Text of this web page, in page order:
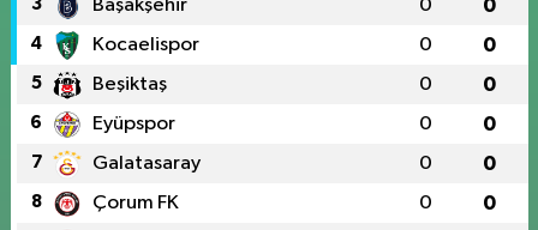
3 Başakşehir 0 0
4 Kocaelispor 0 0
5 Beşiktaş 0 0
6 Eyüpspor 0 0
7 Galatasaray 0 0
8 Çorum FK 0 0